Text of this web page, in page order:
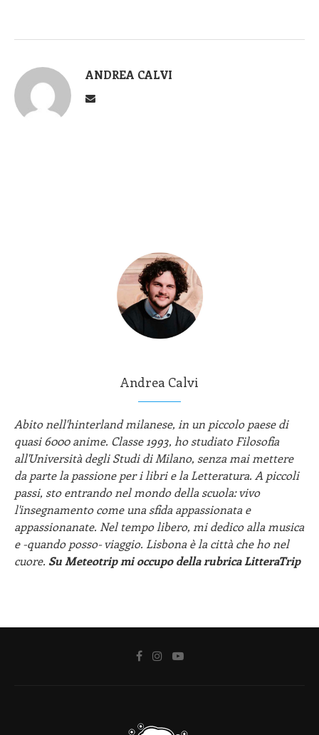
ANDREA CALVI
Andrea Calvi
Abito nell'hinterland milanese, in un piccolo paese di
quasi 6000 anime. Classe 1993, ho studiato Filosofia
all'Università degli Studi di Milano, senza mai mettere
da parte la passione per i libri e la Letteratura. A piccoli
passi, sto entrando nel mondo della scuola: vivo
l'insegnamento come una sfida appassionata e
appassionanate. Nel tempo libero, mi dedico alla musica
e -quando posso- viaggio. Lisbona è la città che ho nel
cuore. Su Meteotrip mi occupo della rubrica LitteraTrip